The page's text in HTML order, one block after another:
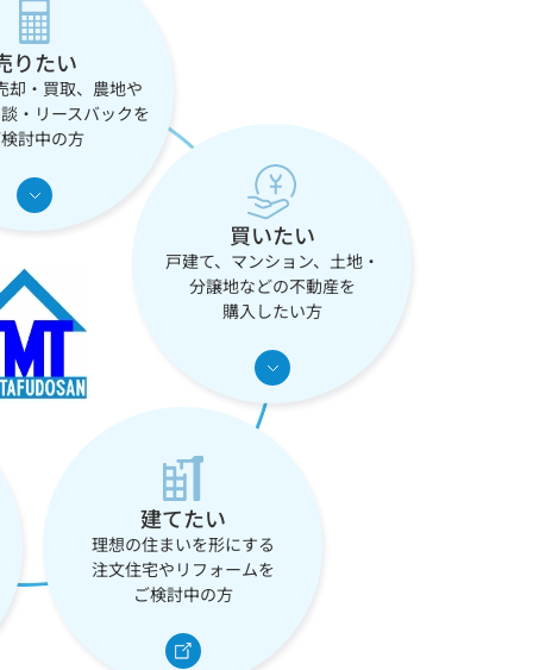
りたい
却・買取、農地や
・リースバックを
討中の方
買いたい
戸建て、マンション、土地・
分譲地などの不動産を
購入したい方
建てたい
理想の住まいを形にする
注文住宅やリフォームを
ご検討中の方